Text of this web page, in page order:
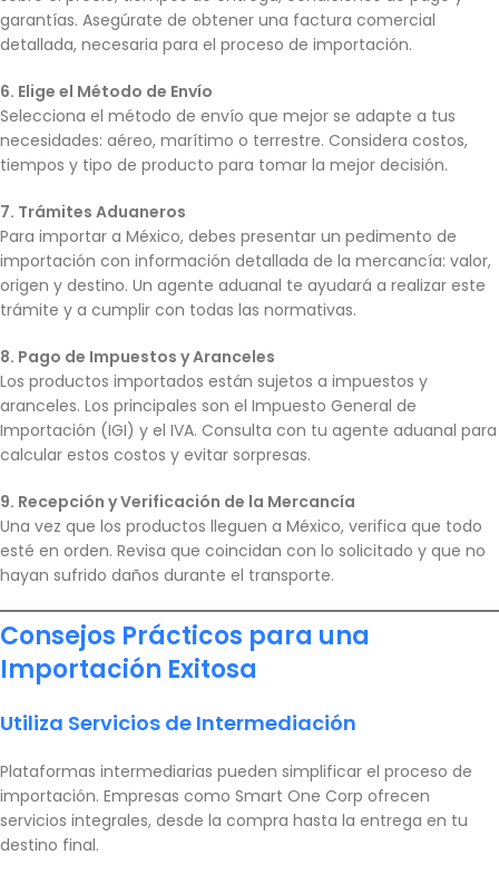
garantías. Asegúrate de obtener una factura comercial
detallada, necesaria para el proceso de importación.
6. Elige el Método de Envío
Selecciona el método de envío que mejor se adapte a tus
necesidades: aéreo, marítimo o terrestre. Considera costos,
tiempos y tipo de producto para tomar la mejor decisión.
7. Trámites Aduaneros
Para importar a México, debes presentar un pedimento de
importación con información detallada de la mercancía: valor,
origen y destino. Un agente aduanal te ayudará a realizar este
trámite y a cumplir con todas las normativas.
8. Pago de Impuestos y Aranceles
Los productos importados están sujetos a impuestos y
aranceles. Los principales son el Impuesto General de
Importación (IGI) y el IVA. Consulta con tu agente aduanal para
calcular estos costos y evitar sorpresas.
9. Recepción y Verificación de la Mercancía
Una vez que los productos lleguen a México, verifica que todo
esté en orden. Revisa que coincidan con lo solicitado y que no
hayan sufrido daños durante el transporte.
Consejos Prácticos para una
Importación Exitosa
Utiliza Servicios de Intermediación
Plataformas intermediarias pueden simplificar el proceso de
importación. Empresas como Smart One Corp ofrecen
servicios integrales, desde la compra hasta la entrega en tu
destino final.